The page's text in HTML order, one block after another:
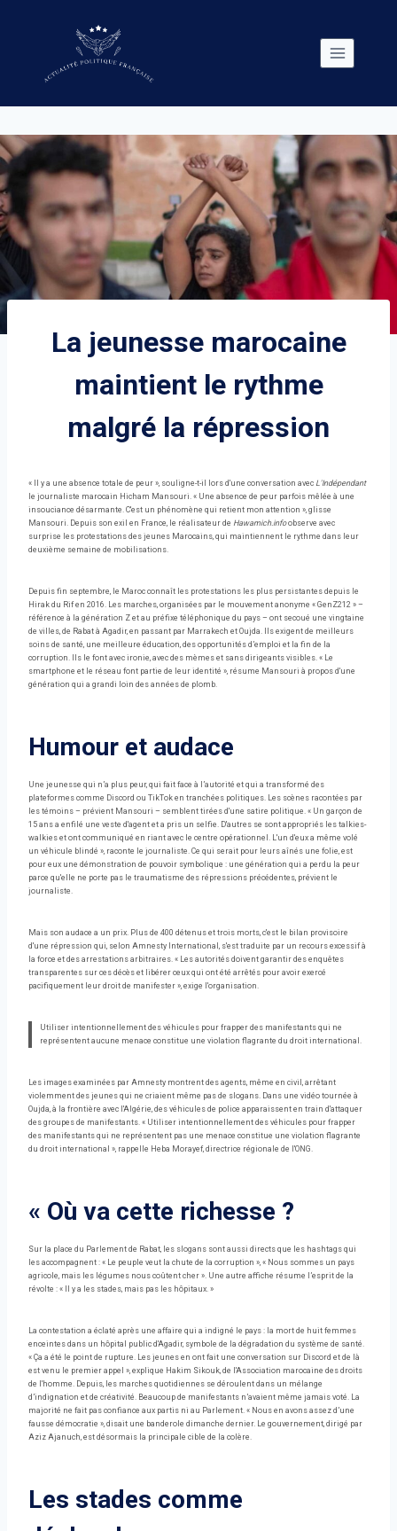
La jeunesse marocaine
maintient le rythme
malgré la répression
« Il y a une absence totale de peur », souligne-t-il lors d'une conversation avec L'Indépendant
le journaliste marocain Hicham Mansouri. « Une absence de peur parfois mêlée à une
insouciance désarmante. C'est un phénomène qui retient mon attention », glisse
Mansouri. Depuis son exil en France, le réalisateur de Hawamich.infoobserve avec
surprise les protestations des jeunes Marocains, qui maintiennent le rythme dans leur
deuxième semaine de mobilisations.
Depuis fin septembre, le Maroc connaît les protestations les plus persistantes depuis le
Hirak du Rif en 2016. Les marches, organisées par le mouvement anonyme « GenZ212 » –
référence à la génération Z et au préfixe téléphonique du pays – ont secoué une vingtaine
de villes, de Rabat à Agadir, en passant par Marrakech et Oujda. Ils exigent de meilleurs
soins de santé, une meilleure éducation, des opportunités d’emploi et la fin de la
corruption. Ils le font avec ironie, avec des mèmes et sans dirigeants visibles. « Le
smartphone et le réseau font partie de leur identité », résume Mansouri à propos d'une
génération qui a grandi loin des années de plomb.
Humour et audace
Une jeunesse qui n’a plus peur, qui fait face à l’autorité et qui a transformé des
plateformes comme Discord ou TikTok en tranchées politiques. Les scènes racontées par
les témoins – prévient Mansouri – semblent tirées d'une satire politique. « Un garçon de
15 ans a enfilé une veste d'agent et a pris un selfie. D'autres se sont appropriés les talkies-
walkies et ont communiqué en riant avec le centre opérationnel. L'un d'eux a même volé
un véhicule blindé », raconte le journaliste. Ce qui serait pour leurs aînés une folie, est
pour eux une démonstration de pouvoir symbolique : une génération qui a perdu la peur
parce qu'elle ne porte pas le traumatisme des répressions précédentes, prévient le
journaliste.
Mais son audace a un prix. Plus de 400 détenus et trois morts, c'est le bilan provisoire
d'une répression qui, selon Amnesty International, s'est traduite par un recours excessif à
la force et des arrestations arbitraires. « Les autorités doivent garantir des enquêtes
transparentes sur ces décès et libérer ceux qui ont été arrêtés pour avoir exercé
pacifiquement leur droit de manifester », exige l'organisation.
Utiliser intentionnellement des véhicules pour frapper des manifestants qui ne
représentent aucune menace constitue une violation flagrante du droit international.
Les images examinées par Amnesty montrent des agents, même en civil, arrêtant
violemment des jeunes qui ne criaient même pas de slogans. Dans une vidéo tournée à
Oujda, à la frontière avec l'Algérie, des véhicules de police apparaissent en train d'attaquer
des groupes de manifestants. « Utiliser intentionnellement des véhicules pour frapper
des manifestants qui ne représentent pas une menace constitue une violation flagrante
du droit international », rappelle Heba Morayef, directrice régionale de l'ONG.
« Où va cette richesse ?
Sur la place du Parlement de Rabat, les slogans sont aussi directs que les hashtags qui
les accompagnent : « Le peuple veut la chute de la corruption », « Nous sommes un pays
agricole, mais les légumes nous coûtent cher ». Une autre affiche résume l’esprit de la
révolte : « Il y a les stades, mais pas les hôpitaux. »
La contestation a éclaté après une affaire qui a indigné le pays : la mort de huit femmes
enceintes dans un hôpital public d'Agadir, symbole de la dégradation du système de santé.
« Ça a été le point de rupture. Les jeunes en ont fait une conversation sur Discord et de là
est venu le premier appel », explique Hakim Sikouk, de l'Association marocaine des droits
de l'homme. Depuis, les marches quotidiennes se déroulent dans un mélange
d’indignation et de créativité. Beaucoup de manifestants n’avaient même jamais voté. La
majorité ne fait pas confiance aux partis ni au Parlement. « Nous en avons assez d’une
fausse démocratie », disait une banderole dimanche dernier. Le gouvernement, dirigé par
Aziz Ajanuch, est désormais la principale cible de la colère.
Les stades comme